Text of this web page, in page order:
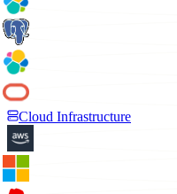
Cloud Infrastructure